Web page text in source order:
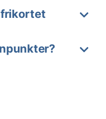
frikortet